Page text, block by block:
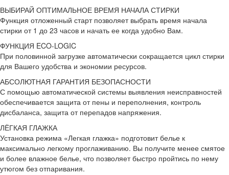
ВЫБИРАЙ ОПТИМАЛЬНОЕ ВРЕМЯ НАЧАЛА СТИРКИ
Функция отложенный старт позволяет выбрать время начала
стирки от 1 до 23 часов и начать ее когда удобно Вам.
ФУНКЦИЯ ECO-LOGIC
При половинной загрузке автоматически сокращается цикл стирки
для Вашего удобства и экономии ресурсов.
АБСОЛЮТНАЯ ГАРАНТИЯ БЕЗОПАСНОСТИ
С помощью автоматической системы выявления неисправностей
обеспечивается защита от пены и переполнения, контроль
дисбаланса, защита от перепадов напряжения.
ЛЁГКАЯ ГЛАЖКА
Установка режима «Легкая глажка» подготовит белье к
максимально легкому проглаживанию. Вы получите менее смятое
и более влажное белье, что позволяет быстро пройтись по нему
утюгом без отпаривания.